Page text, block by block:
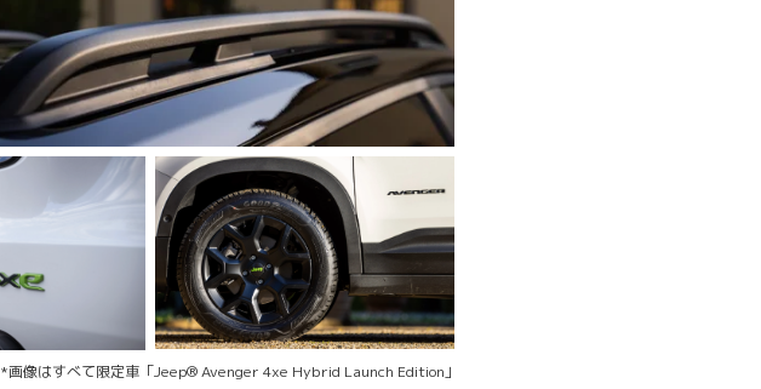
*画像はすべて限定車「Jeep® Avenger 4xe Hybrid Launch Edition」